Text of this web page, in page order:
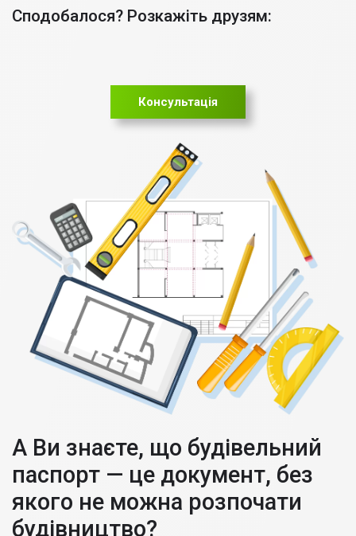
Сподобалося? Розкажіть друзям:
Консультація
А Ви знаєте, що будівельний
паспорт — це документ, без
якого не можна розпочати
будівництво?